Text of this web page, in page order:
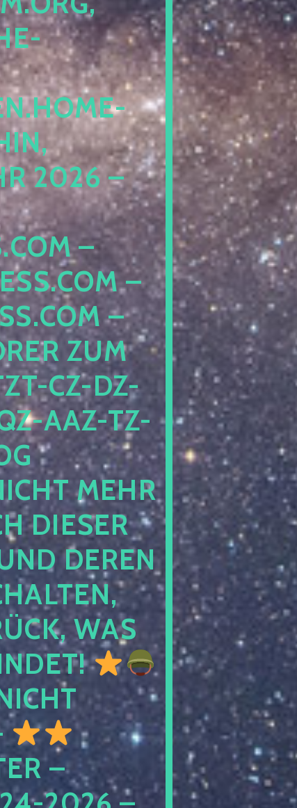
P
B
I
2026 – N
– D
– L
– A
ZUM S
CZ-DZ-ZZ
TZ-HZ
MEHR BE
NA
DEREN KI
EH
WAS AU
– S